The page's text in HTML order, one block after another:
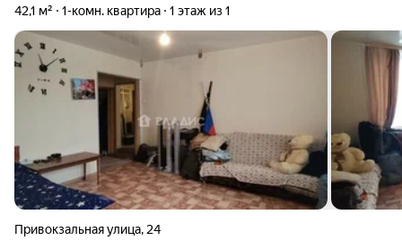
42,1 м² 1-комн. квартира 1 этаж из 1
Привокзальная улица, 24